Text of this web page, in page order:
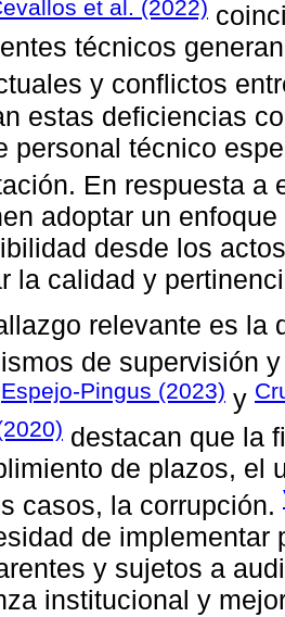
et al. (2022)
técnicos
y conflictos
estas deficiencias
personal técnico
En respuesta a
adoptar un
desde los
la calidad y
relevante es la
de supervisión
Espejo-Pingus (2023) y
destacan que la
de plazos, el
casos, la corrupción.
de implementar
y sujetos a
institucional y